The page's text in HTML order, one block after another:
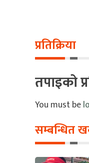
प्रतिक्रिया
तपाइको
You must be
सम्बन्धित